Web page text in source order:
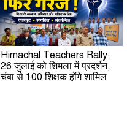
Himachal Teachers Rally:
26 जुलाई को शिमला में प्रदर्शन,
चंबा से 100 शिक्षक होंगे शामिल